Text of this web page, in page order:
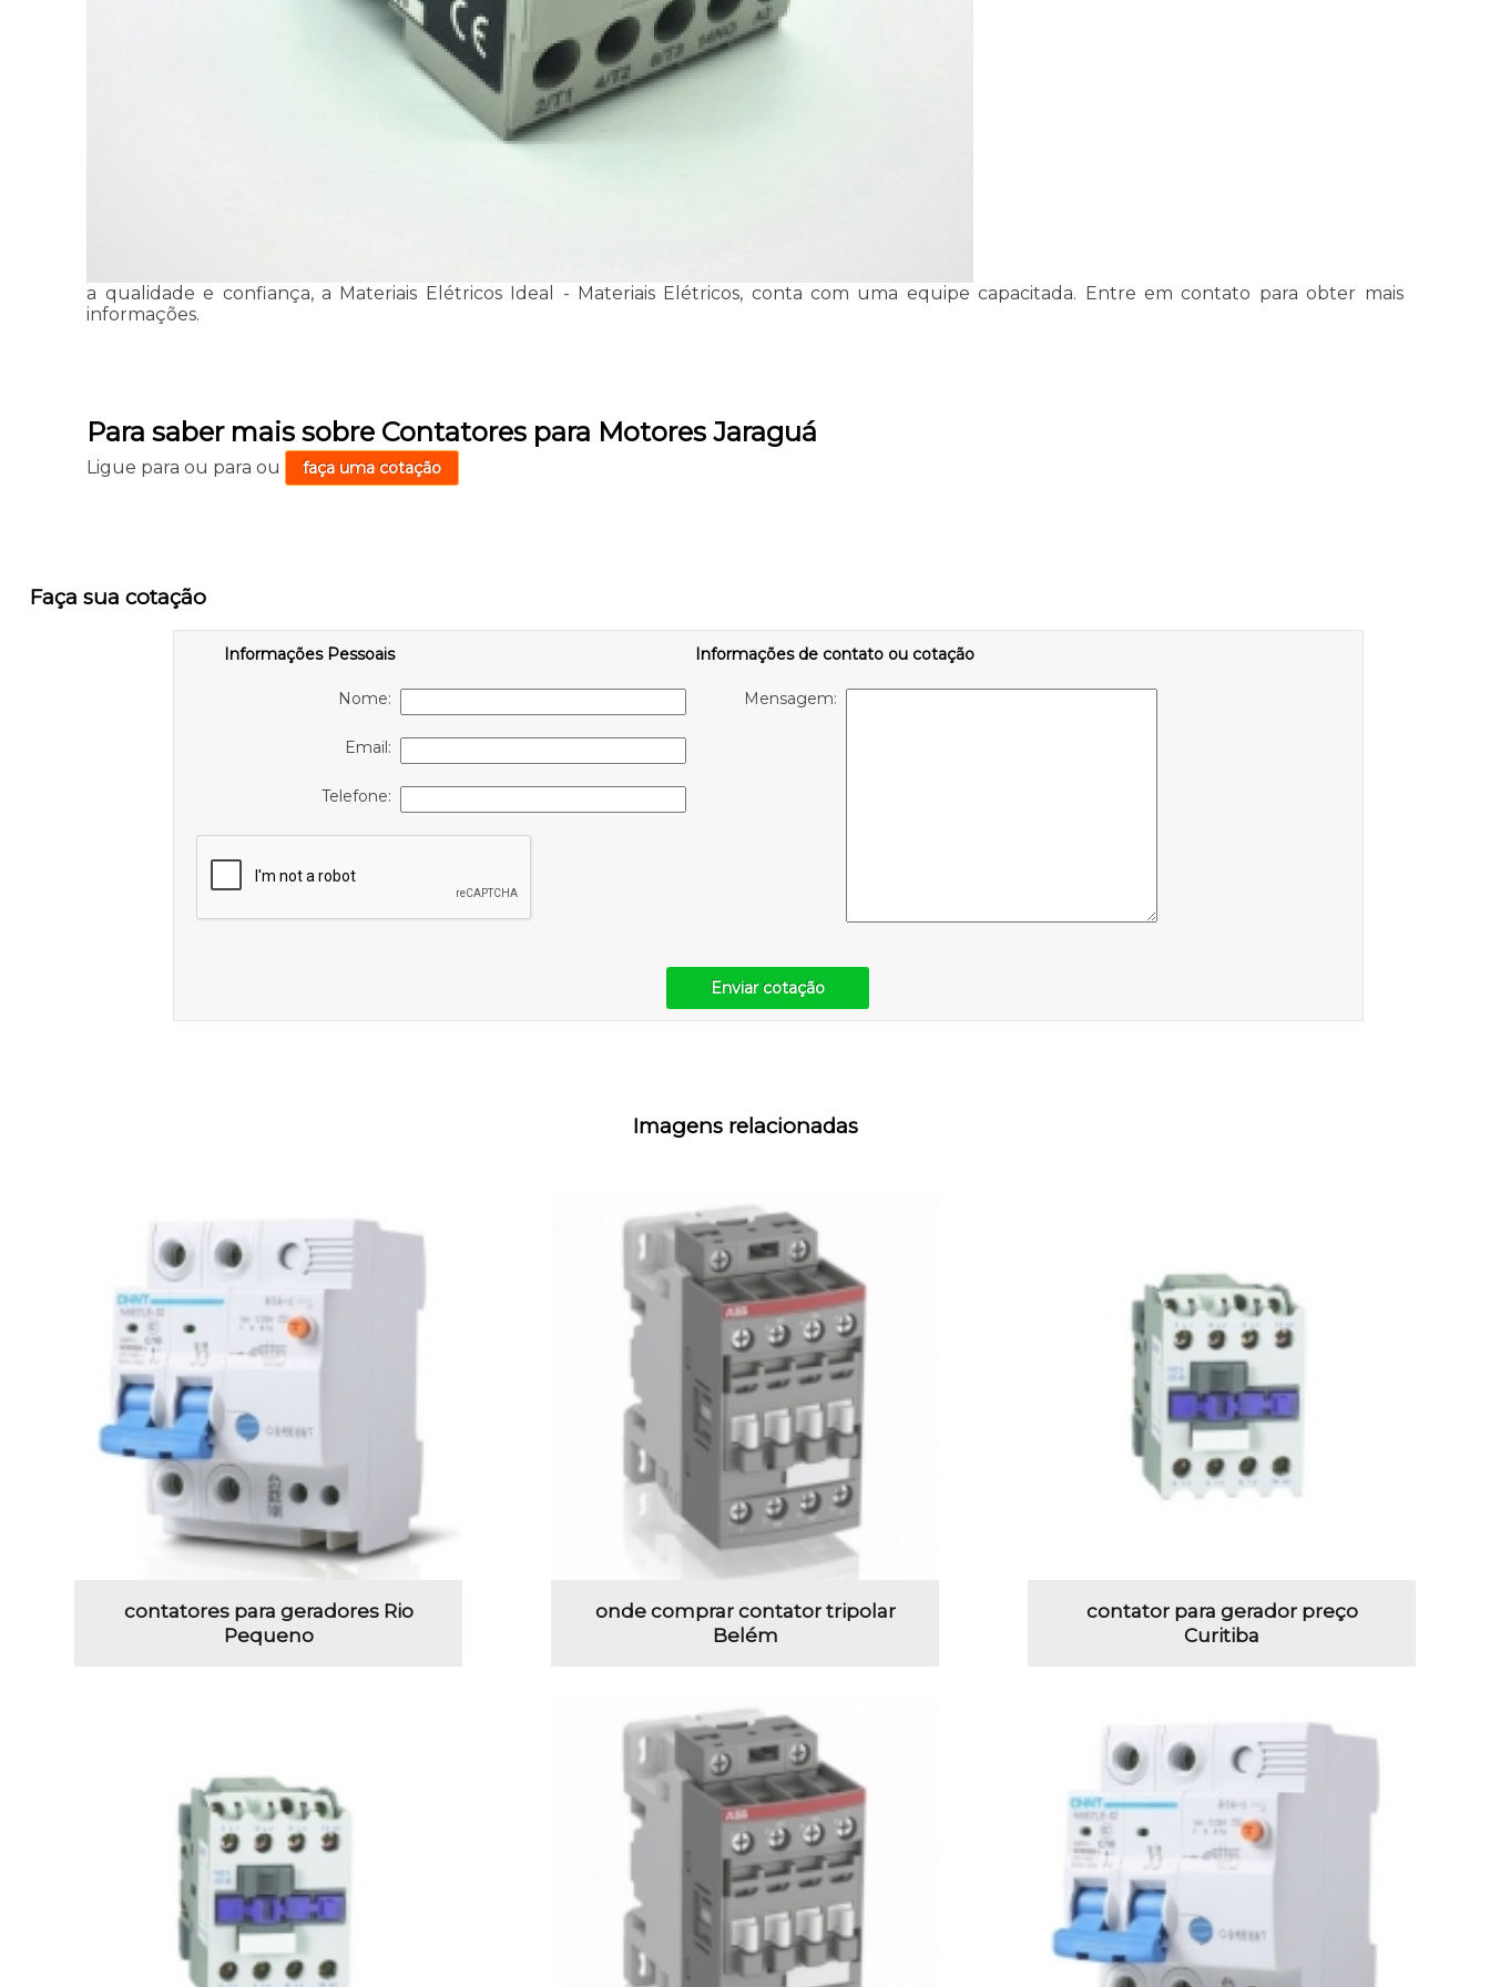
a qualidade e confiança, a Materiais Elétricos Ideal - Materiais Elétricos, conta com uma equipe capacitada. Entre em contato para obter mais
informações.
Para saber mais sobre Contatores para Motores Jaraguá
Ligue paraou paraou faça uma cotação
Faça sua cotação
Informações Pessoais
Nome:
Email:
Telefone:
Informações de contato ou cotação
Mensagem:
Enviar cotação
Imagens relacionadas
contatores para geradores Rio
Pequeno
onde comprar contator tripolar
Belém
contator para gerador preço
Curitiba